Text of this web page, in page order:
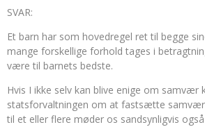
SVAR:
Et barn har som hovedregel ret til begge
mange forskellige forhold tages i
være til barnets bedste.
Hvis I ikke selv kan blive enige om samvær
statsforvaltningen om at fastsætte
til et eller flere møder os sandsynligvis